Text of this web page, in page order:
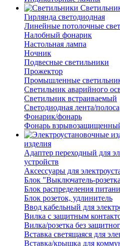
Гирлянда светодиодная
Линейные потолочные
Налобный фонарик
Настольная лампа
Ночник
Подвесные светильники
Прожектор
Промышленные
Светильник аварийного
Светильник встраиваемый
Светодиодная лента/полоса
Фонарик/фонарь
Фонарь
изделия
Адаптер переходный для
устройств
Аксессуары для
Блок "Выключатель-
Блок распределения
Блок розеток, удлинитель
Ввод кабельный для
Вилка с защитным
Вилка/розетка без
Вставка светящаяся для
Вставка/крышка для